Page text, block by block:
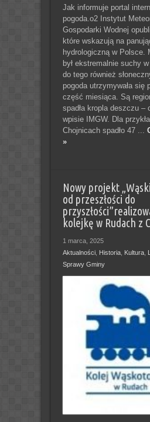
Jak informuje portal
pogoda.o2 Instytut
Gospodarki Wodnej
które wskazują na
hydrologiczną w Polsce.
był ekstremalnie suchy
do tego również
pogoda utrzymywała się
część miesiąca. Są
spadła kropla deszczu –
wpisie IMGW. Dla
Chojnicach spadło 47 ...
»
Nowy projekt
od przeszłości do
kolejkę w Rudach z
1 marca, 2025
Aktualności, Historia, Kultura,
Sprawy Gminy